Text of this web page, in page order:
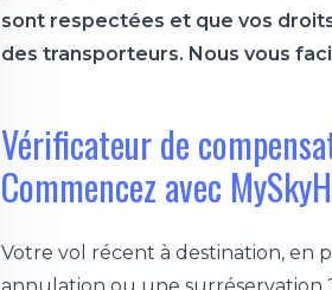
sont respectées et que vos
des transporteurs. Nous vous
Vérificateur de
Commencez avec
Votre vol récent à destination, en
annulation ou une surréservation